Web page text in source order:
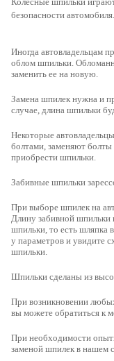
безопасности автомобиля.
Иногда автовладельцам
облом шпильки.
заменить ее на новую.
Замена шпилек нужна и
случае, длина шпильки
Некоторые
болтами, заменяют
приобрести шпильки.
Забивные шпильки
При выборе шпилек на
Длину забивной шпильки
шпильки, то есть шляпка
у параметров и увидите
шпильки.
Шпильки сделаны из
При возникновении
вы можете обратиться к
При необходимости
заменой шпилек в нашем